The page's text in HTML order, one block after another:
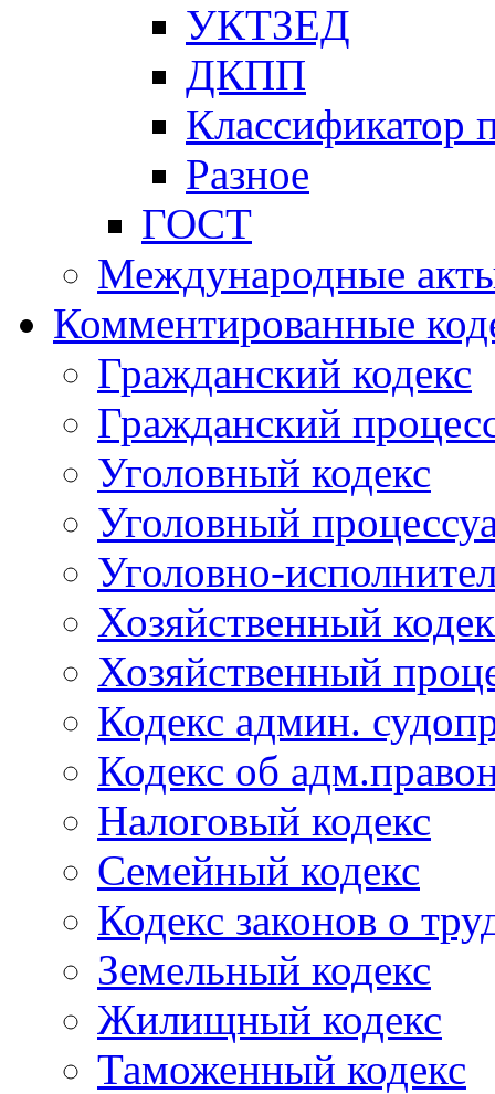
УКТЗЕД
ДКПП
Классификатор
Разное
ГОСТ
Международные
Комментированные
Гражданский кодекс
Гражданский
Уголовный кодекс
Уголовный
Уголовно-
Хозяйственный
Хозяйственный
Кодекс админ.
Кодекс об
Налоговый кодекс
Семейный кодекс
Кодекс законов о
Земельный кодекс
Жилищный кодекс
Таможенный кодекс